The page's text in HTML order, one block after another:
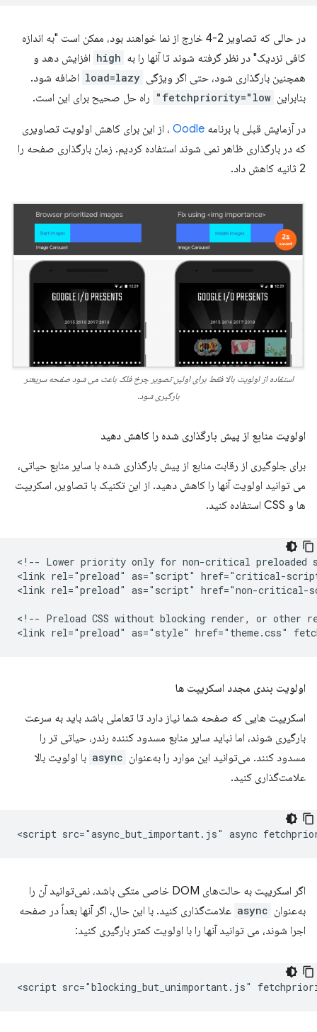
در حالی که تصاویر 2-4 خارج از نما خواهند بود، ممکن است "به اندازه
کافی نزدیک" در نظر گرفته شوند تا آنها را به high افزایش دهد و
همچنین بارگذاری شود، حتی اگر ویژگی load=lazy اضافه شود.
بنابراین fetchpriority="low" راه حل صحیح برای این است.
در آزمایش قبلی با برنامه Oodle ، از این برای کاهش اولویت تصاویری
که در بارگذاری ظاهر نمی شوند استفاده کردیم. زمان بارگذاری صفحه را
2 ثانیه کاهش داد.
استفاده از اولویت بالا فقط برای اولین تصویر چرخ فلک باعث می شود صفحه سریعتر
بارگیری شود.
اولویت منابع از پیش بارگذاری شده را کاهش دهید
برای جلوگیری از رقابت منابع از پیش بارگذاری شده با سایر منابع حیاتی،
می توانید اولویت آنها را کاهش دهید. از این تکنیک با تصاویر، اسکریپت
ها و CSS استفاده کنید.
<!-- Lower priority only for non-critical preloaded
<link rel="preload" as="script" href="critical-
<link rel="preload" as="script" href="non-
<!-- Preload CSS without blocking render, or other
اولویت بندی مجدد اسکریپت ها
اسکریپت هایی که صفحه شما نیاز دارد تا تعاملی باشد باید به سرعت
بارگیری شوند، اما نباید سایر منابع مسدود کننده رندر، حیاتی تر را
مسدود کنند. می‌توانید این موارد را به‌عنوان async با اولویت بالا
علامت‌گذاری کنید.
اگر اسکریپت به حالت‌های DOM خاصی متکی باشد، نمی‌توانید آن را
به‌عنوان async علامت‌گذاری کنید. با این حال، اگر آنها بعداً در صفحه
اجرا شوند، می توانید آنها را با اولویت کمتر بارگیری کنید: